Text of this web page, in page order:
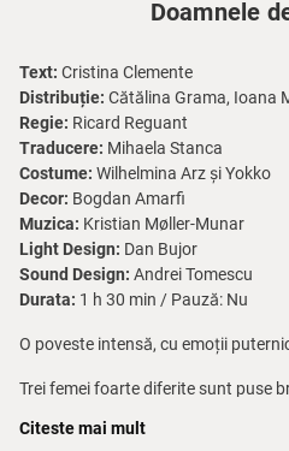
Doamnele
Text: Cristina Clemente
Distribuție: Cătălina Grama, Ioana
Regie: Ricard Reguant
Traducere: Mihaela Stanca
Costume: Wilhelmina Arz și Yokko
Decor: Bogdan Amarfi
Muzica: Kristian Møller-Munar
Light Design: Dan Bujor
Sound Design: Andrei Tomescu
Durata: 1 h 30 min / Pauză: Nu
O poveste intensă, cu emoții
Trei femei foarte diferite sunt puse
și să te redescoperi!
Citeste mai mult